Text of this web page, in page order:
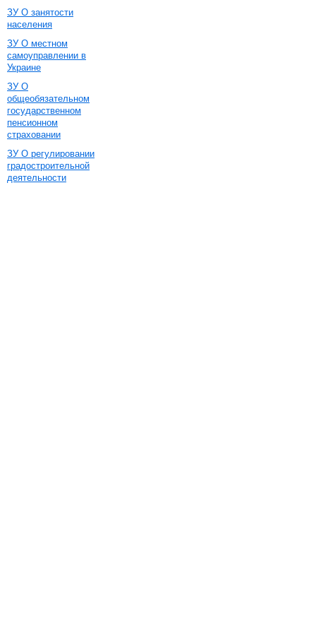
ЗУ О занятости
населения
ЗУ О местном
самоуправлении в
Украине
ЗУ О
общеобязательном
государственном
пенсионном
страховании
ЗУ О регулировании
градостроительной
деятельности